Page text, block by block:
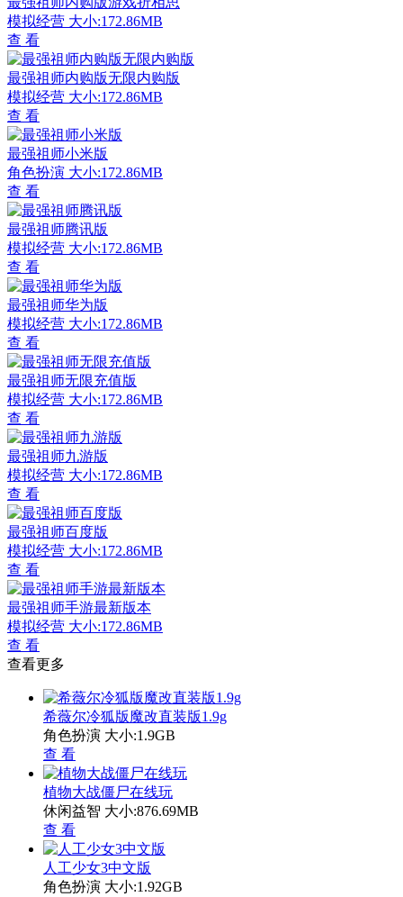
模拟经营 大小:172.86MB
查 看
最强祖师内购版无限内购版
模拟经营 大小:172.86MB
查 看
最强祖师小米版
角色扮演 大小:172.86MB
查 看
最强祖师腾讯版
模拟经营 大小:172.86MB
查 看
最强祖师华为版
模拟经营 大小:172.86MB
查 看
最强祖师无限充值版
模拟经营 大小:172.86MB
查 看
最强祖师九游版
模拟经营 大小:172.86MB
查 看
最强祖师百度版
模拟经营 大小:172.86MB
查 看
最强祖师手游最新版本
模拟经营 大小:172.86MB
查 看
查看更多
希薇尔冷狐版魔改直装版1.9g
角色扮演 大小:1.9GB
查 看
植物大战僵尸在线玩
休闲益智 大小:876.69MB
查 看
人工少女3中文版
角色扮演 大小:1.92GB